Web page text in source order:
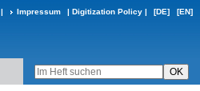
| Impressum | Digitization Policy | [DE] [EN]